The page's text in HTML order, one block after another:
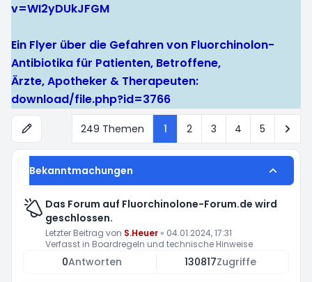
v=WI2yDUkJFGM
Ein Flyer über die Gefahren von Fluorchinolon-
Antibiotika für Patienten, Betroffene,
Ärzte, Apotheker & Therapeuten:
download/file.php?id=3766
249 Themen 1 2 3 4 5
Bekanntmachungen
Das Forum auf Fluorchinolone-Forum.de wird
geschlossen.
Letzter Beitrag von S.Heuer » 04.01.2024, 17:31
Verfasst in Boardregeln und technische Hinweise
0Antworten 130817Zugriffe